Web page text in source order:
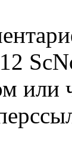
или